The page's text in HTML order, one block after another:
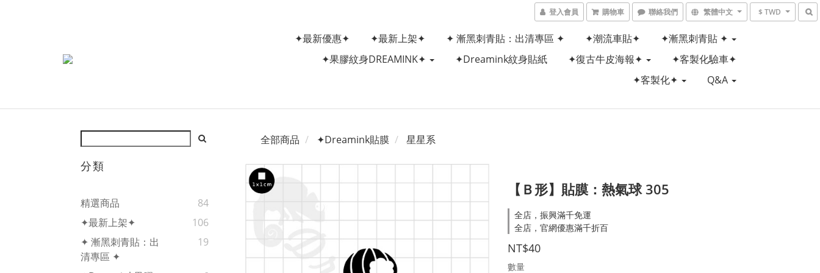
登入會員 購物車 聯絡我們 繁體中文 $ TWD
✦最新優惠✦ ✦最新上架✦ ✦ 漸黑刺青貼：出清專區 ✦ ✦潮流車貼✦
✦漸黑刺青貼 ✦
✦果膠紋身DREAMINK✦
✦Dreamink紋身貼紙 ✦復古牛皮海報✦
✦客製化驗車✦
✦客製化✦
Q&A
分類
精選商品
84
✦最新上架✦
106
✦ 漸黑刺青貼：出
清專區 ✦
19
全部商品 ✦Dreamink貼膜 星星系
【Ｂ形】貼膜：熱氣球 305
全店，振興滿千免運
全店，官網優惠滿千折百
NT$40
數量